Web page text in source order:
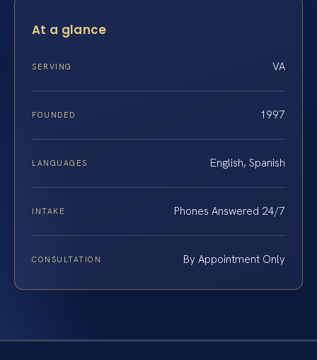
At a glance
SERVING VA
FOUNDED 1997
LANGUAGES English, Spanish
INTAKE Phones Answered 24/7
CONSULTATION By Appointment Only